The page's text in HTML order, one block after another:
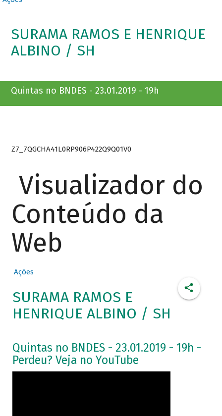
SURAMA RAMOS E HENRIQUE
ALBINO / SH
Quintas no BNDES - 23.01.2019 - 19h
Z7_7QGCHA41L0RP906P422Q9Q01V0
Visualizador do
Conteúdo da
Web
Ações
SURAMA RAMOS E
HENRIQUE ALBINO / SH
Quintas no BNDES - 23.01.2019 - 19h -
Perdeu? Veja no YouTube